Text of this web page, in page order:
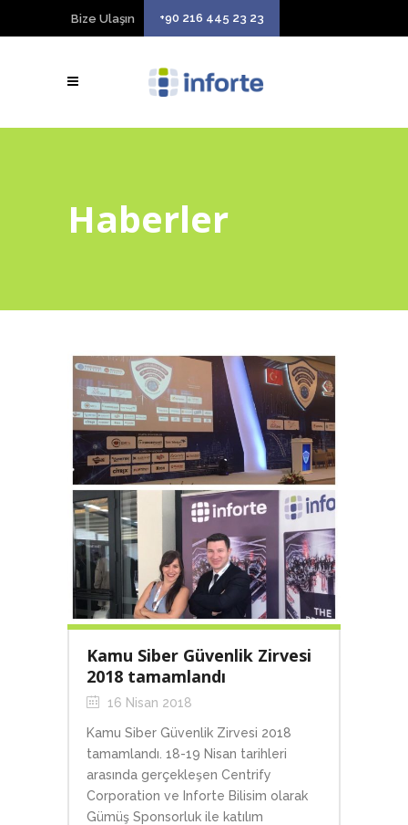
Bize Ulaşın +90 216 445 23 23
Haberler
Kamu Siber Güvenlik Zirvesi
2018 tamamlandı
16 Nisan 2018
Kamu Siber Güvenlik Zirvesi 2018
tamamlandı. 18-19 Nisan tarihleri
arasında gerçekleşen Centrify
Corporation ve Inforte Bilisim olarak
Gümüş Sponsorluk ile katılım